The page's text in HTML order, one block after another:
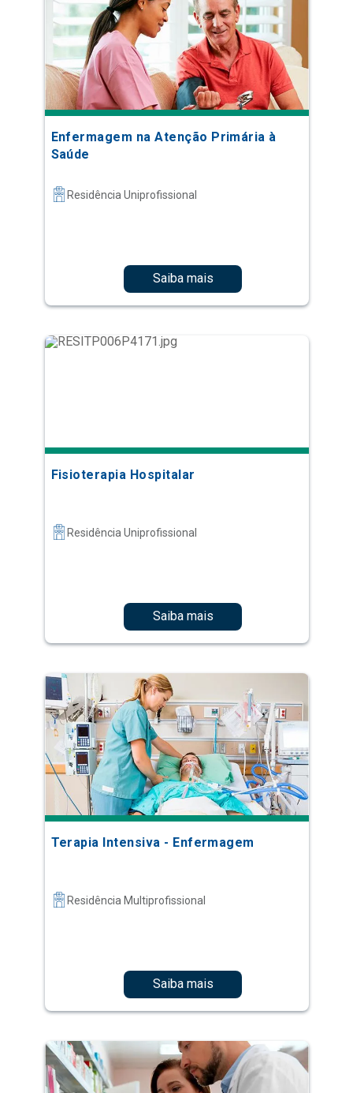
Enfermagem na Atenção Primária à
Saúde
Residência Uniprofissional
Saiba mais
Fisioterapia Hospitalar
Residência Uniprofissional
Saiba mais
Terapia Intensiva - Enfermagem
Residência Multiprofissional
Saiba mais